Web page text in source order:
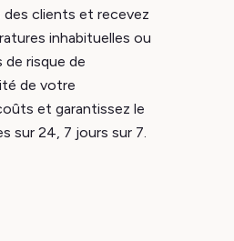
clients et recevez
inhabituelles ou
de risque de
de votre
et garantissez le
sur 24, 7 jours sur 7.